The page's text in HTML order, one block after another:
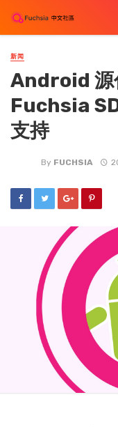
新闻
Android 源
Fuchsia
支持
By FUCHSIA